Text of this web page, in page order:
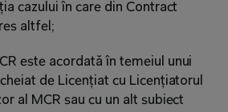
cazului în care din Contract
altfel;
este acordată în temeiul unui
de Licențiat cu Licențiatorul
al MCR sau cu un alt subiect